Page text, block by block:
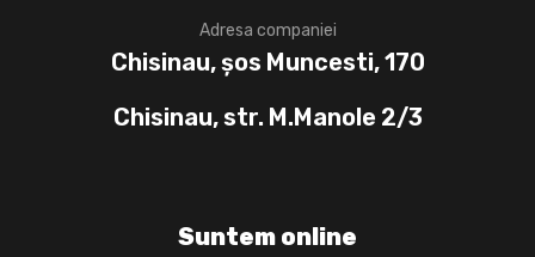
Adresa companiei
Chisinau, șos Muncesti, 170
Chisinau, str. M.Manole 2/3
Suntem online